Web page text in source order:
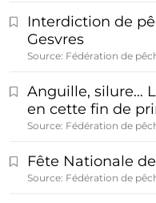
Interdiction de
Gesvres
Source: Fédération de
Anguille, silure…
en cette fin de
Source: Fédération de
Fête Nationale
Source: Fédération de